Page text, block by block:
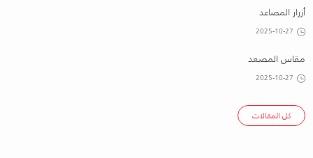
أزرار المصاعد
2025-10-27
مقاس المصعد
2025-10-27
كل المقالات